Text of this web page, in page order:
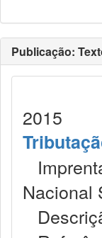
Publicação:
2015
Nacional